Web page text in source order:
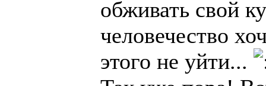
обживать свой
человечество
этого не уйти...